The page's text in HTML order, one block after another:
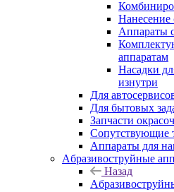
Нанесение
Аппараты
аппаратам
Насадки
изнутри
Для
Для бытовых
Запчасти
Сопутствующие
Аппараты для
Aбразивоструйные
Назад